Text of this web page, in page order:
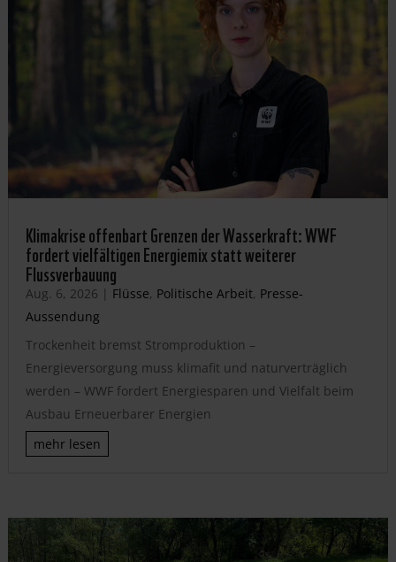
Klimakrise offenbart Grenzen der Wasserkraft: WWF
fordert vielfältigen Energiemix statt weiterer
Flussverbauung
Aug. 6, 2026 | Flüsse, Politische Arbeit, Presse-
Aussendung
Trockenheit bremst Stromproduktion –
Energieversorgung muss klimafit und naturverträglich
werden – WWF fordert Energiesparen und Vielfalt beim
Ausbau Erneuerbarer Energien
mehr lesen